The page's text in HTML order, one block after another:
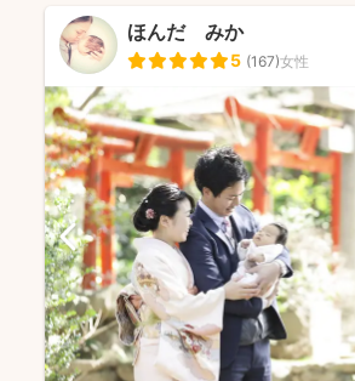
ほんだ みか
5 (167)女性